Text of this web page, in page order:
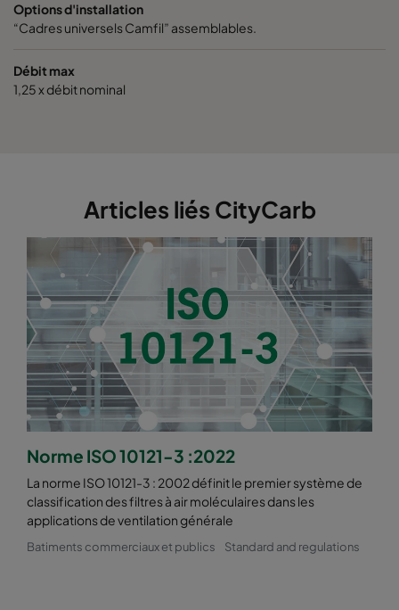
Options d'installation
“Cadres universels Camfil” assemblables.
Débit max
1,25 x débit nominal
Articles liés CityCarb
Norme ISO 10121-3 :2022
La norme ISO 10121-3 : 2002 définit le premier système de
classification des filtres à air moléculaires dans les
applications de ventilation générale
Batiments commerciaux et publics Standard and regulations